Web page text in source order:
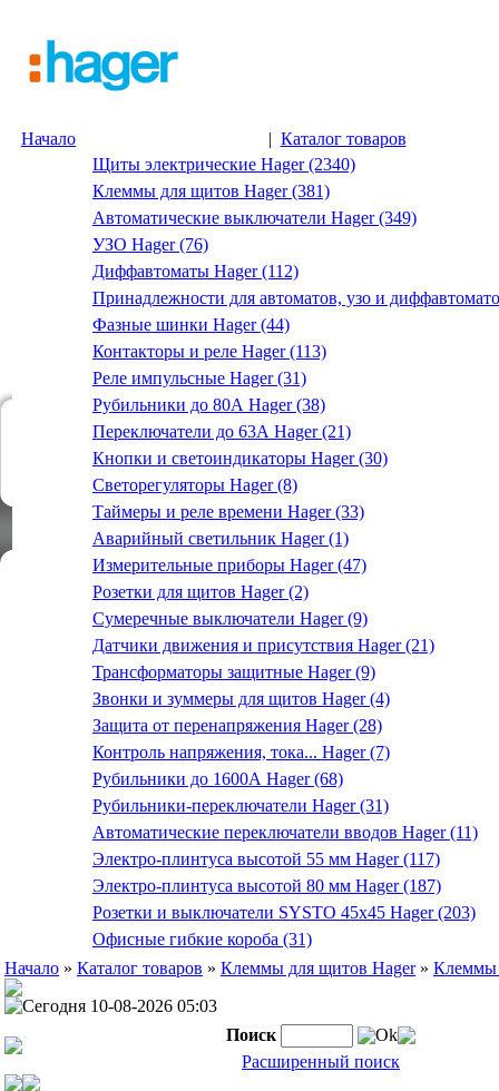
Начало | Каталог товаров
Щиты электрические Hager (2340)
Клеммы для щитов Hager (381)
Автоматические выключатели Hager (349)
УЗО Hager (76)
Диффавтоматы Hager (112)
Принадлежности для автоматов, узо и
Фазные шинки Hager (44)
Контакторы и реле Hager (113)
Реле импульсные Hager (31)
Рубильники до 80А Hager (38)
Переключатели до 63А Hager (21)
Кнопки и светоиндикаторы Hager (30)
Светорегуляторы Hager (8)
Таймеры и реле времени Hager (33)
Аварийный светильник Hager (1)
Измерительные приборы Hager (47)
Розетки для щитов Hager (2)
Сумеречные выключатели Hager (9)
Датчики движения и присутствия Hager (21)
Трансформаторы защитные Hager (9)
Звонки и зуммеры для щитов Hager (4)
Защита от перенапряжения Hager (28)
Контроль напряжения, тока... Hager (7)
Рубильники до 1600А Hager (68)
Рубильники-переключатели Hager (31)
Автоматические переключатели вводов Hager (11)
Электро-плинтуса высотой 55 мм Hager (117)
Электро-плинтуса высотой 80 мм Hager (187)
Розетки и выключатели SYSTO 45х45 Hager (203)
Офисные гибкие короба (31)
Начало » Каталог товаров » Клеммы для щитов Hager» Клеммы
Сегодня 10-08-2026 05:03
Поиск
Ok
Расширенный поиск